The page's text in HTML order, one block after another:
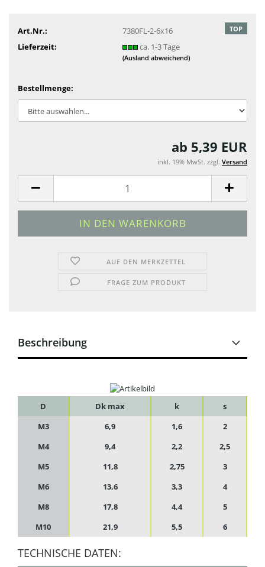
TOP
Art.Nr.:
7380FL-2-6x16
Lieferzeit:
ca. 1-3 Tage
(Ausland abweichend)
Bestellmenge:
ab 5,39 EUR
inkl. 19% MwSt. zzgl. Versand
AUF DEN MERKZETTEL
FRAGE ZUM PRODUKT
Beschreibung
D Dk max k
s
M3
6,9 1,6
2
M4
9,4 2,2
2,5
M5
11,8 2,75
3
M6
13,6 3,3
4
M8
17,8 4,4
5
M10
21,9 5,5 6
TECHNISCHE DATEN: